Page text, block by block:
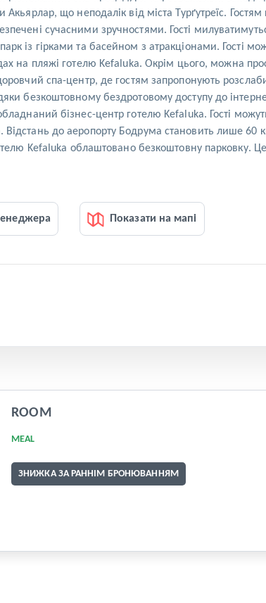
що неподалік від міста Турґутреїс.
сучасними зручностями. Гості
із гірками та басейном з атракціонами. Гості
на пляжі готелю Kefaluka. Окрім цього, можна
спа-центр, де гостям запропонують
безкоштовному бездротовому доступу до
бізнес-центр готелю Kefaluka. Гості
до аеропорту Бодрума становить лише 60
Kefaluka облаштовано безкоштовну
Показати на мапі
ROOM
MEAL
ЗНИЖКА ЗА РАННІМ БРОНЮВАННЯМ